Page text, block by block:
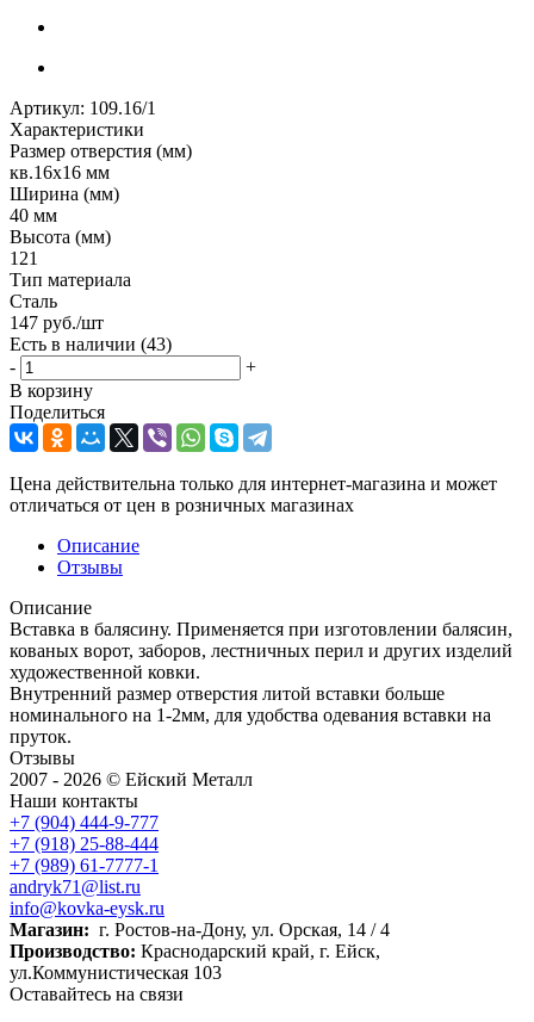
Артикул: 109.16/1
Характеристики
Размер отверстия (мм)
кв.16х16 мм
Ширина (мм)
40 мм
Высота (мм)
121
Тип материала
Сталь
147 руб./шт
Есть в наличии (43)
-
+
В корзину
Поделиться
Цена действительна только для интернет-магазина и может
отличаться от цен в розничных магазинах
Описание
Отзывы
Описание
Вставка в балясину. Применяется при изготовлении балясин,
кованых ворот, заборов, лестничных перил и других изделий
художественной ковки.
Внутренний размер отверстия литой вставки больше
номинального на 1-2мм, для удобства одевания вставки на
пруток.
Отзывы
2007 - 2026 © Ейский Металл
Наши контакты
+7 (904) 444-9-777
+7 (918) 25-88-444
+7 (989) 61-7777-1
andryk71@list.ru
info@kovka-eysk.ru
Магазин: г. Ростов-на-Дону, ул. Орская, 14 / 4
Производство: Краснодарский край, г. Ейск,
ул.Коммунистическая 103
Оставайтесь на связи